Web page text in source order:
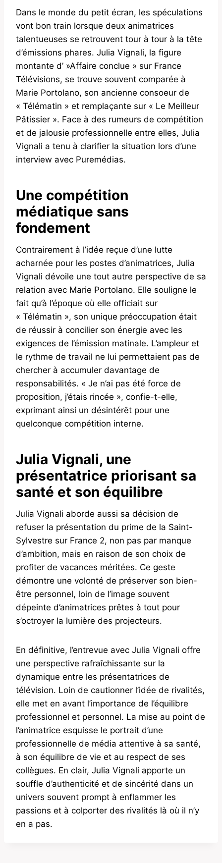
Dans le monde du petit écran, les spéculations
vont bon train lorsque deux animatrices
talentueuses se retrouvent tour à tour à la tête
d’émissions phares. Julia Vignali, la figure
montante d’ »Affaire conclue » sur France
Télévisions, se trouve souvent comparée à
Marie Portolano, son ancienne consoeur de
« Télématin » et remplaçante sur « Le Meilleur
Pâtissier ». Face à des rumeurs de compétition
et de jalousie professionnelle entre elles, Julia
Vignali a tenu à clarifier la situation lors d’une
interview avec Puremédias.
Une compétition
médiatique sans
fondement
Contrairement à l’idée reçue d’une lutte
acharnée pour les postes d’animatrices, Julia
Vignali dévoile une tout autre perspective de sa
relation avec Marie Portolano. Elle souligne le
fait qu’à l’époque où elle officiait sur
« Télématin », son unique préoccupation était
de réussir à concilier son énergie avec les
exigences de l’émission matinale. L’ampleur et
le rythme de travail ne lui permettaient pas de
chercher à accumuler davantage de
responsabilités. « Je n’ai pas été force de
proposition, j’étais rincée », confie-t-elle,
exprimant ainsi un désintérêt pour une
quelconque compétition interne.
Julia Vignali, une
présentatrice priorisant sa
santé et son équilibre
Julia Vignali aborde aussi sa décision de
refuser la présentation du prime de la Saint-
Sylvestre sur France 2, non pas par manque
d’ambition, mais en raison de son choix de
profiter de vacances méritées. Ce geste
démontre une volonté de préserver son bien-
être personnel, loin de l’image souvent
dépeinte d’animatrices prêtes à tout pour
s’octroyer la lumière des projecteurs.
En définitive, l’entrevue avec Julia Vignali offre
une perspective rafraîchissante sur la
dynamique entre les présentatrices de
télévision. Loin de cautionner l’idée de rivalités,
elle met en avant l’importance de l’équilibre
professionnel et personnel. La mise au point de
l’animatrice esquisse le portrait d’une
professionnelle de média attentive à sa santé,
à son équilibre de vie et au respect de ses
collègues. En clair, Julia Vignali apporte un
souffle d’authenticité et de sincérité dans un
univers souvent prompt à enflammer les
passions et à colporter des rivalités là où il n’y
en a pas.